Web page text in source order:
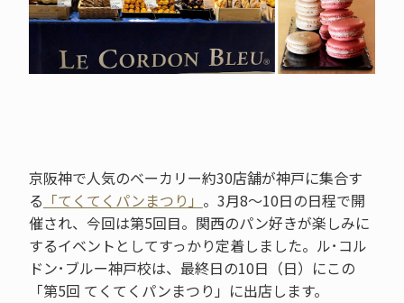
京阪神で人気のベーカリー約30店舗が神戸に集合す
る 「てくてくパンまつり」 。3月8～10日の日程で開
催され、今回は第5回目。関西のパン好きが楽しみに
するイベントとしてすっかり定着しました。ル･コル
ドン･ブルー神戸校は、最終日の10日（日）にこの
「第5回 てくてくパンまつり」に出店します。